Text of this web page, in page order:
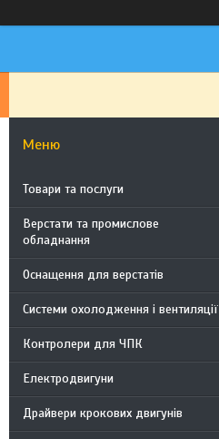
Товари та послуги
Верстати та промислове
обладнання
Оснащення для верстатів
Системи охолодження і вентиляції
Контролери для ЧПК
Електродвигуни
Драйвери крокових двигунів